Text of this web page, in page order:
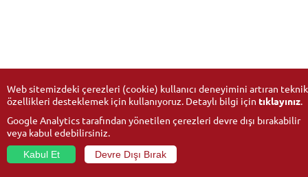
Web sitemizdeki çerezleri (cookie) kullanıcı deneyimini artıran teknik
özellikleri desteklemek için kullanıyoruz. Detaylı bilgi için tıklayınız.
Google Analytics tarafından yönetilen çerezleri devre dışı bırakabilir
veya kabul edebilirsiniz.
Kabul Et
Devre Dışı Bırak
© 2026Anadolu University- All rights reserved.